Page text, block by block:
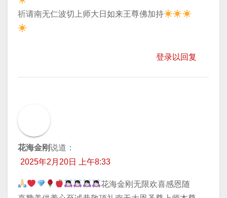
​祈请南无仁波切上师大日如来王尊佛加持
登录以回复
花海金刚说道：
2025年2月20日 上午8:33
花海金刚无限欢喜感恩随